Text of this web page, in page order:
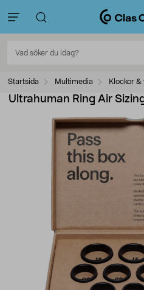
Startsida Multimedia Klockor
Ultrahuman Ring Air